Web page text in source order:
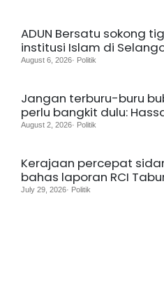
ADUN Bersatu sokong
institusi Islam di
August 6, 2026· Politik
Jangan terburu-buru
perlu bangkit dulu:
August 2, 2026· Politik
Kerajaan percepat
bahas laporan RCI
July 29, 2026· Politik